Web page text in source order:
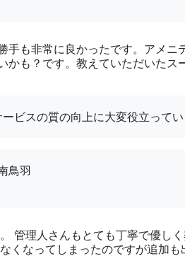
も非常に良かったです。アメ
も？です。教えていただいた
ビスの質の向上に大変役立って
鳥羽
管理人さんもとても丁寧で優し
くなってしまったのですが追加